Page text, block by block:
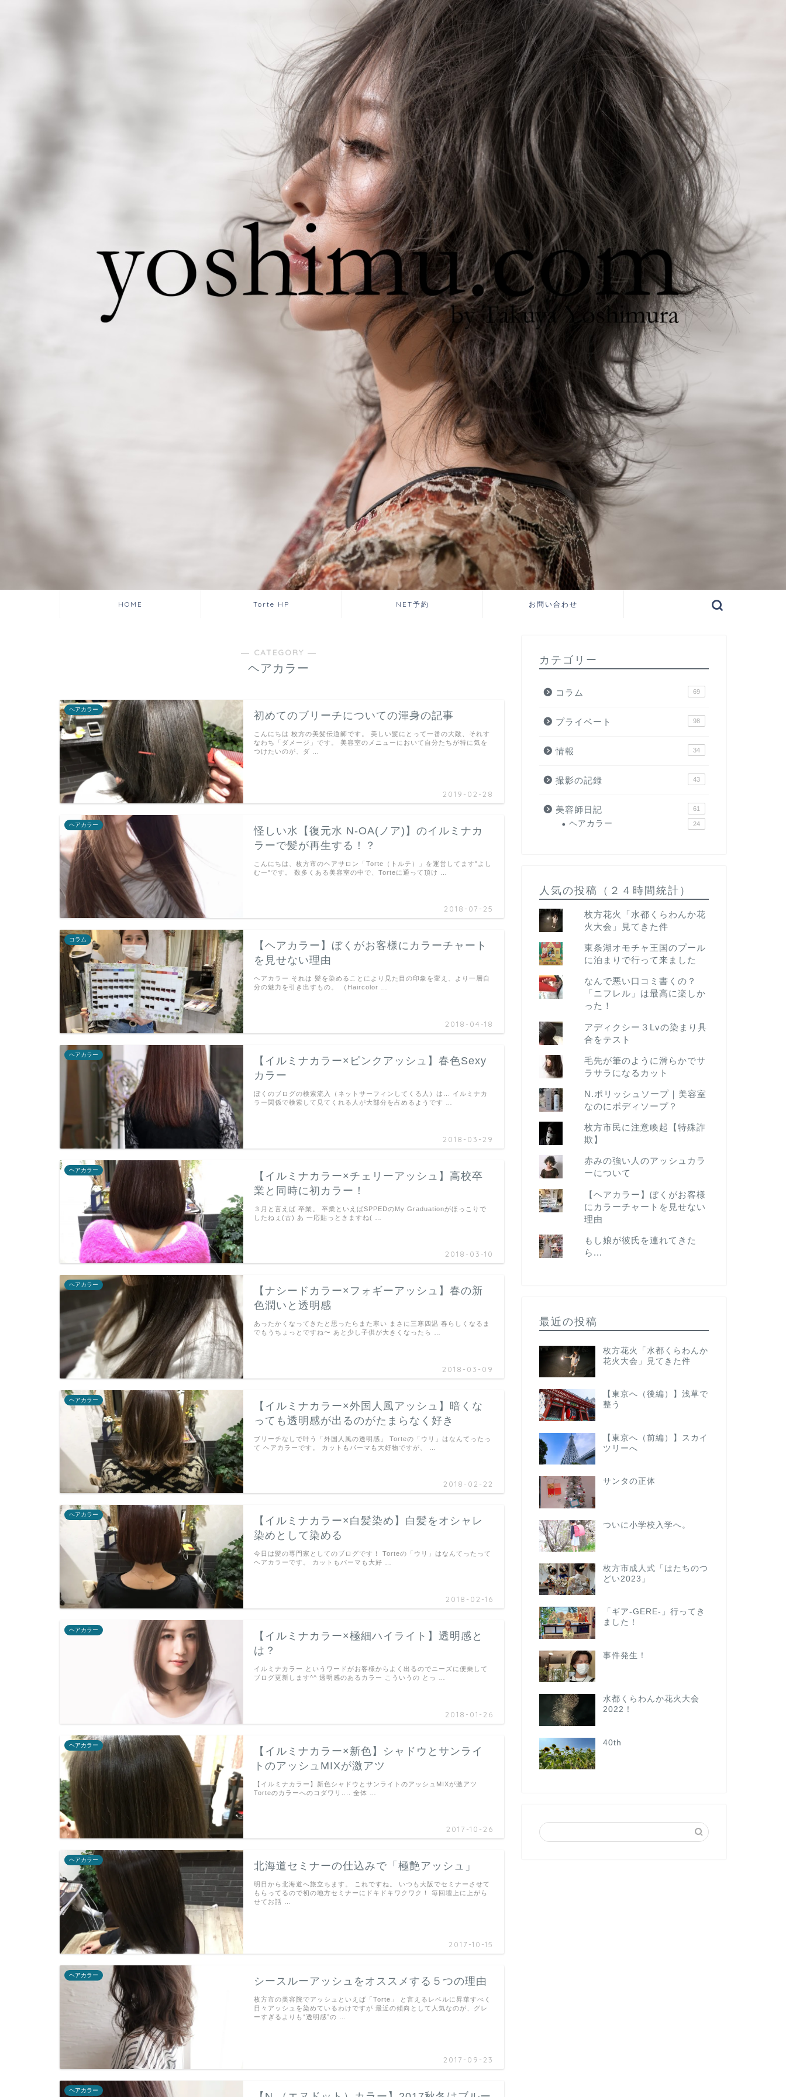
HOME Torte HP NET予約 お問い合わせ
― CATEGORY ―
ヘアカラー
ヘアカラー
初めてのブリーチについての渾身の記事
2019-02-28
こんにちは 枚方の美髪伝道師です。 美しい髪にとって一番の大敵、それす
なわち「ダメージ」です。 美容室のメニューにおいて自分たちが特に気を
つけたいのが、ダ …
ヘアカラー
怪しい水【復元水 N-OA(ノア)】のイルミナカ
ラーで髪が再生する！？
2018-07-25
こんにちは、枚方市のヘアサロン「Torte（トルテ）」を運営してます"よし
むー"です。 数多くある美容室の中で、Torteに通って頂け …
コラム
【ヘアカラー】ぼくがお客様にカラーチャート
を見せない理由
2018-04-18
ヘアカラー それは 髪を染めることにより見た目の印象を変え、より一層自
分の魅力を引き出すもの。 （Haircolor …
ヘアカラー
【イルミナカラー×ピンクアッシュ】春色Sexy
カラー
2018-03-29
ぼくのブログの検索流入（ネットサーフィンしてくる人）は... イルミナカ
ラー関係で検索して見てくれる人が大部分を占めるようです …
ヘアカラー
【イルミナカラー×チェリーアッシュ】高校卒
業と同時に初カラー！
2018-03-10
３月と言えば 卒業。 卒業といえばSPPEDのMy Graduationがほっこりで
したねぇ(古) あ 一応貼っときますね( …
ヘアカラー
【ナシードカラー×フォギーアッシュ】春の新
色潤いと透明感
2018-03-09
あったかくなってきたと思ったらまた寒い まさに三寒四温 春らしくなるま
でもうちょっとですね〜 あと少し子供が大きくなったら …
ヘアカラー
【イルミナカラー×外国人風アッシュ】暗くな
っても透明感が出るのがたまらなく好き
2018-02-22
ブリーチなしで叶う「外国人風の透明感」 Torteの「ウリ」はなんてったっ
て ヘアカラーです。 カットもパーマも大好物ですが、 …
ヘアカラー
【イルミナカラー×白髪染め】白髪をオシャレ
染めとして染める
2018-02-16
今日は髪の専門家としてのブログです！ Torteの「ウリ」はなんてったって
ヘアカラーです。 カットもパーマも大好 …
ヘアカラー
【イルミナカラー×極細ハイライト】透明感と
は？
2018-01-26
イルミナカラー というワードがお客様からよく出るのでニーズに便乗して
ブログ更新します^^ 透明感のあるカラー こういうの とっ …
ヘアカラー
【イルミナカラー×新色】シャドウとサンライ
トのアッシュMIXが激アツ
2017-10-26
【イルミナカラー】新色シャドウとサンライトのアッシュMIXが激アツ
Torteのカラーへのコダワリ.... 全体 …
ヘアカラー
北海道セミナーの仕込みで「極艶アッシュ」
2017-10-15
明日から北海道へ旅立ちます。 これですね。 いつも大阪でセミナーさせて
もらってるので初の地方セミナーにドキドキワクワク！ 毎回壇上に上がら
せてお話 …
ヘアカラー
シースルーアッシュをオススメする５つの理由
2017-09-23
枚方市の美容院でアッシュといえば「Torte」 と言えるレベルに昇華すべく
日々アッシュを染めているわけですが 最近の傾向として人気なのが、グレ
ーすぎるよりも“透明感”の …
ヘアカラー
カテゴリー
コラム 69
プライベート 98
情報 34
撮影の記録 43
美容師日記 61
ヘアカラー 24
人気の投稿（２４時間統計）
枚方花火「水都くらわんか花
火大会」見てきた件
東条湖オモチャ王国のプール
に泊まりで行って来ました
なんで悪い口コミ書くの？
「ニフレル」は最高に楽しか
った！
アディクシー３Lvの染まり具
合をテスト
毛先が筆のように滑らかでサ
ラサラになるカット
N.ポリッシュソープ｜美容室
なのにボディソープ？
枚方市民に注意喚起【特殊詐
欺】
赤みの強い人のアッシュカラ
ーについて
【ヘアカラー】ぼくがお客様
にカラーチャートを見せない
理由
もし娘が彼氏を連れてきた
ら...
最近の投稿
枚方花火「水都くらわんか
花火大会」見てきた件
【東京へ（後編）】浅草で
整う
【東京へ（前編）】スカイ
ツリーへ
サンタの正体
ついに小学校入学へ。
枚方市成人式「はたちのつ
どい2023」
「ギア-GERE-」行ってき
ました！
事件発生！
水都くらわんか花火大会
2022！
40th